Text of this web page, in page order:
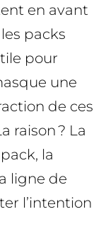
en avant
packs
pour
une
de ces
raison ? La
la
ligne de
l’intention